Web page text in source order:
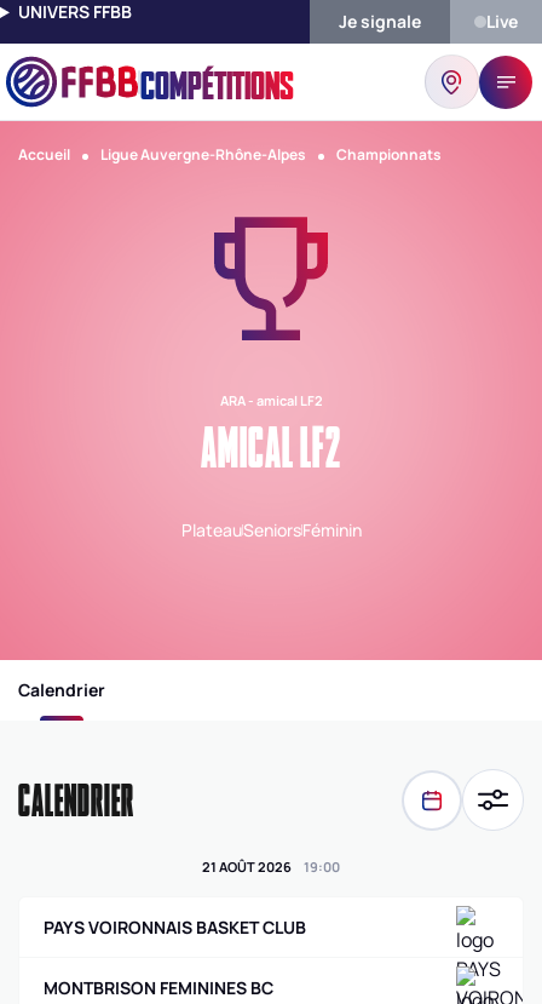
UNIVERS FFBB Je signale Live
COMPÉTITIONS
Accueil Ligue Auvergne-Rhône-Alpes Championnats
ARA - amical LF2
AMICAL LF2
PlateauSeniorsFéminin
Calendrier
CALENDRIER
21 AOÛT 2026 19:00
PAYS VOIRONNAIS BASKET CLUB
MONTBRISON FEMININES BC